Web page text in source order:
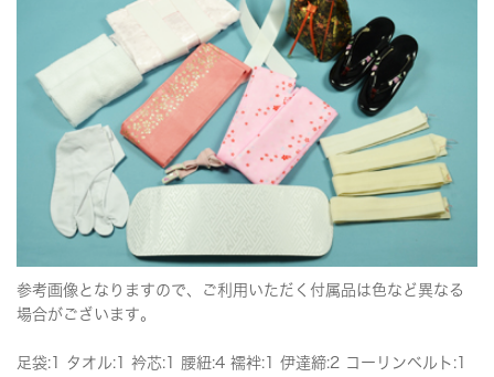
参考画像となりますので、ご利用いただく付属品は色など異なる
場合がございます。
足袋:1 タオル:1 衿芯:1 腰紐:4 襦袢:1 伊達締:2 コーリンベルト:1